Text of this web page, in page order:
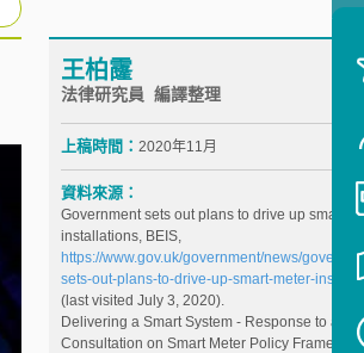
王柏霳
法律研究員 編譯整理
上稿時間： 2020年11月
資料來源：
Government sets out plans to drive up smart
installations, BEIS,
https://www.gov.uk/government/news/
sets-out-plans-to-drive-up-smart-meter-
(last visited July 3, 2020).
Delivering a Smart System - Response to a
Consultation on Smart Meter Policy Framework